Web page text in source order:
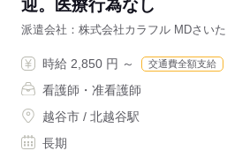
迎。医療行為なし
派遣会社 株式会社カラフル MDさい
時給 2,850 円 ～ 交通費全額支給
看護師・准看護師
越谷市 / 北越谷駅
長期